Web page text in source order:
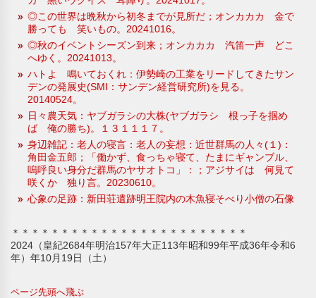
◎この世界は晩秋から初冬までが見所だ；オンカカカ 金で
勝っても 笑いもの。20241016。
◎秋のイベントシーズン到来；オンカカカ 汽笛一声 どこ
へゆく。20241013。
ハトよ 鳴いておくれ：伊勢崎の工業をリードしてきたサン
デンの発展史(SMI：サンデン経営研究所)を見る。
20140524。
日々農天気：ヤブガラシの大株(ヤブガラシ 根っ子を掴め
ば 俺の勝ち)。１３１１１７。
身辺雑記：老人の寝言：老人の妄想：近世群馬の人々(１)：
角田金五郎；「働かず、食っちゃ寝て、たまにギャンブル、
嗚呼良い身分だ群馬のヤサオトコ」：；アジサイは 何見て
咲くか 独り言。20230610。
心象の足跡：新田荘遺跡明王院内の木魚寝そべり小僧の石像
＊＊＊＊＊＊＊＊＊＊＊＊＊＊＊＊＊＊＊＊＊＊＊＊
2024（皇紀2684年明治157年大正113年昭和99年平成36年令和6
年）年10月19日（土）
ページ先頭へ飛ぶ